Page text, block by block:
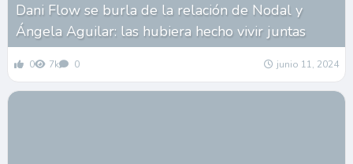
Dani Flow se burla de la relación de Nodal y
Ángela Aguilar: las hubiera hecho vivir juntas
0 7k 0 junio 11, 2024